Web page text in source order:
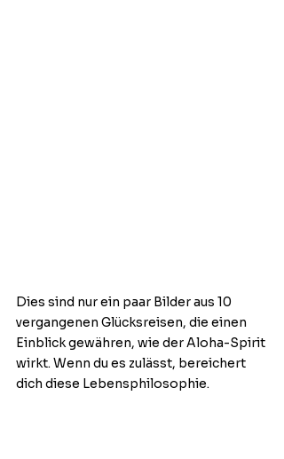
Dies sind nur ein paar Bilder aus 10
vergangenen Glücksreisen, die einen
Einblick gewähren, wie der Aloha-Spirit
wirkt. Wenn du es zulässt, bereichert
dich diese Lebensphilosophie.